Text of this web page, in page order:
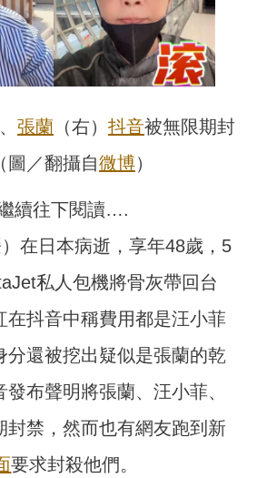
張蘭 （右） 抖音被無限期封
圖／翻攝自微博）
續往下閱讀….
）在日本病逝，享年48歲，5
私人包機將骨灰帶回台
在抖音中稱費用都是汪小菲
分還被挖出疑似是張蘭的乾
布聲明將張蘭、汪小菲、
封禁，然而也有網友跑到新
要求封殺他們。